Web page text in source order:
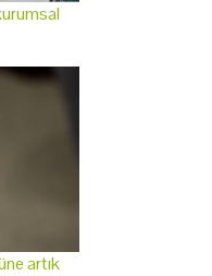
artık